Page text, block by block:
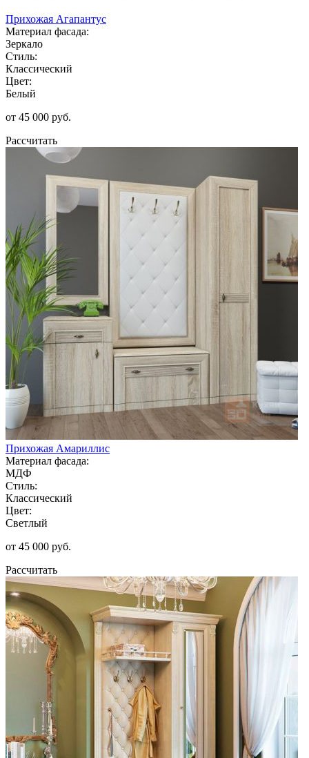
Прихожая Агапантус
Материал фасада:
Зеркало
Стиль:
Классический
Цвет:
Белый
от 45 000 руб.
Рассчитать
Прихожая Амариллис
Материал фасада:
МДФ
Стиль:
Классический
Цвет:
Светлый
от 45 000 руб.
Рассчитать